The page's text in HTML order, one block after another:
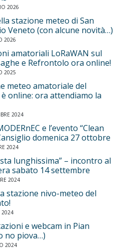
2026
stazione meteo di San
Veneto (con alcune novità…)
2026
amatoriali LoRaWAN sul
e Refrontolo ora online!
2025
meteo amatoriale del
online: ora attendiamo la
2024
e l’evento “Clean
domenica 27 ottobre
2024
lunghissima” – incontro al
sabato 14 settembre
2024
stazione nivo-meteo del
2024
e webcam in Pian
no piova…)
2024